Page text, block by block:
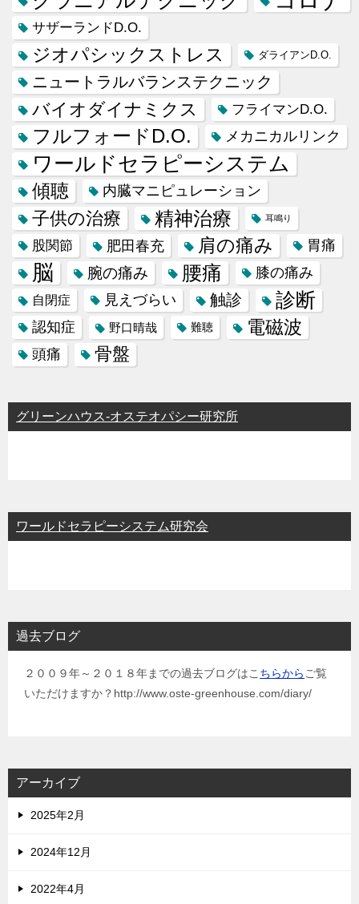
サザーランドD.O.
ジオパシックストレス ダライアンD.O.
ニュートラルバランステクニック
バイオダイナミクス フライマンD.O.
フルフォードD.O. メカニカルリンク
ワールドセラピーシステム
傾聴 内臓マニピュレーション
子供の治療 精神治療 耳鳴り
股関節 肥田春充 肩の痛み 胃痛
脳 腕の痛み 腰痛 膝の痛み
自閉症 見えづらい 触診 診断
認知症 野口晴哉 難聴 電磁波
頭痛 骨盤
グリーンハウス-オステオパシー研究所
ワールドセラピーシステム研究会
過去ブログ
２００９年～２０１８年までの過去ブログはこ ちらから ご覧
いただけますか？http://www.oste-greenhouse.com/diary/
アーカイブ
2025年2月
2024年12月
2022年4月